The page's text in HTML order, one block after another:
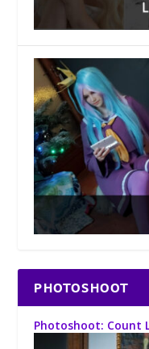
PHOTOSHOOT
Photoshoot: Count